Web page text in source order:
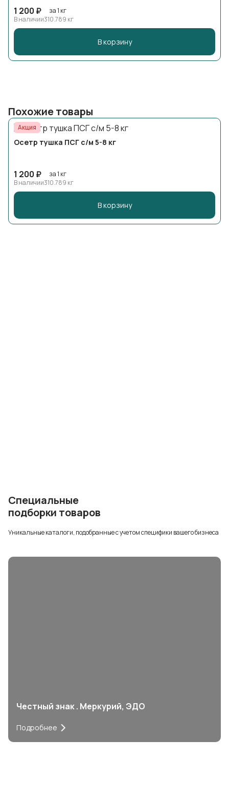
1 200 ₽
за 1 кг
В наличии310.789 кг
В корзину
Похожие товары
Акция
Осетр тушка ПСГ с/м 5-8 кг
1 200 ₽
за 1 кг
В наличии310.789 кг
В корзину
Специальные
подборки товаров
Уникальные каталоги, подобранные с учетом специфики вашего бизнеса
Честный знак . Меркурий, ЭДО
Подробнее